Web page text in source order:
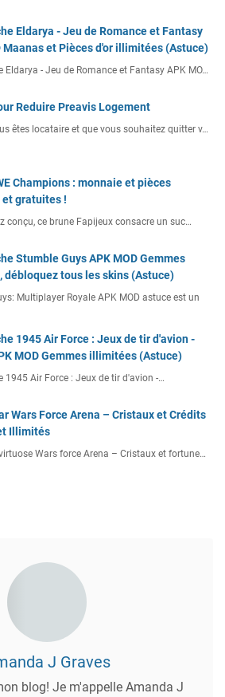
Eldarya - Jeu de Romance et Fantasy
Maanas et Pièces d'or illimitées (Astuce)
Eldarya - Jeu de Romance et Fantasy APK MO…
Reduire Preavis Logement
êtes locataire et que vous souhaitez quitter v…
Champions : monnaie et pièces
gratuites !
conçu, ce brune Fapijeux consacre un suc…
Stumble Guys APK MOD Gemmes
tous les skins (Astuce)
Multiplayer Royale APK MOD astuce est un
1945 Air Force : Jeux de tir d'avion -
MOD Gemmes illimitées (Astuce)
1945 Air Force : Jeux de tir d'avion -…
Wars Force Arena – Cristaux et Crédits
Illimités
Wars force Arena – Cristaux et fortune…
J Graves
blog! Je m'appelle Amanda J